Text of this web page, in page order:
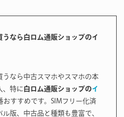
うなら白ロム通販ショップのイ
うなら中古スマホやスマホの本
、特に 白ロム通販ショップのイ
おすすめです。SIMフリー化済
版、中古品と種類も豊富で、